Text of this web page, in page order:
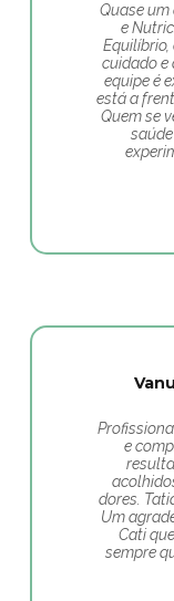
Quase um
e
Equilíbrio,
cuidado e
equipe é
está a
Quem se
e
dores.
Um
Cati
sempre